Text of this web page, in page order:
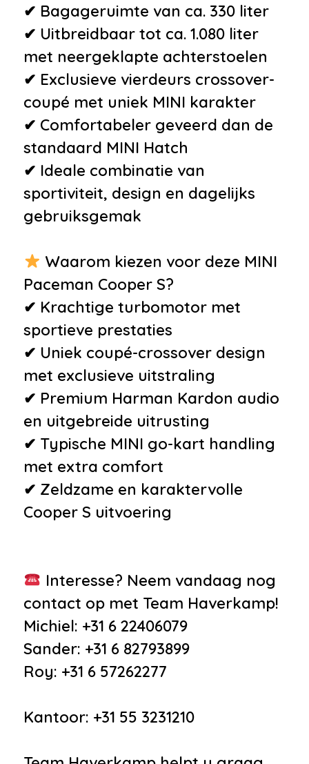
✔ Bagageruimte van ca. 330 liter
✔ Uitbreidbaar tot ca. 1.080 liter
met neergeklapte achterstoelen
✔ Exclusieve vierdeurs crossover-
coupé met uniek MINI karakter
✔ Comfortabeler geveerd dan de
standaard MINI Hatch
✔ Ideale combinatie van
sportiviteit, design en dagelijks
gebruiksgemak
Waarom kiezen voor deze MINI
Paceman Cooper S?
✔ Krachtige turbomotor met
sportieve prestaties
✔ Uniek coupé-crossover design
met exclusieve uitstraling
✔ Premium Harman Kardon audio
en uitgebreide uitrusting
✔ Typische MINI go-kart handling
met extra comfort
✔ Zeldzame en karaktervolle
Cooper S uitvoering
Interesse? Neem vandaag nog
contact op met Team Haverkamp!
Michiel: +31 6 22406079
Sander: +31 6 82793899
Roy: +31 6 57262277
Kantoor: +31 55 3231210